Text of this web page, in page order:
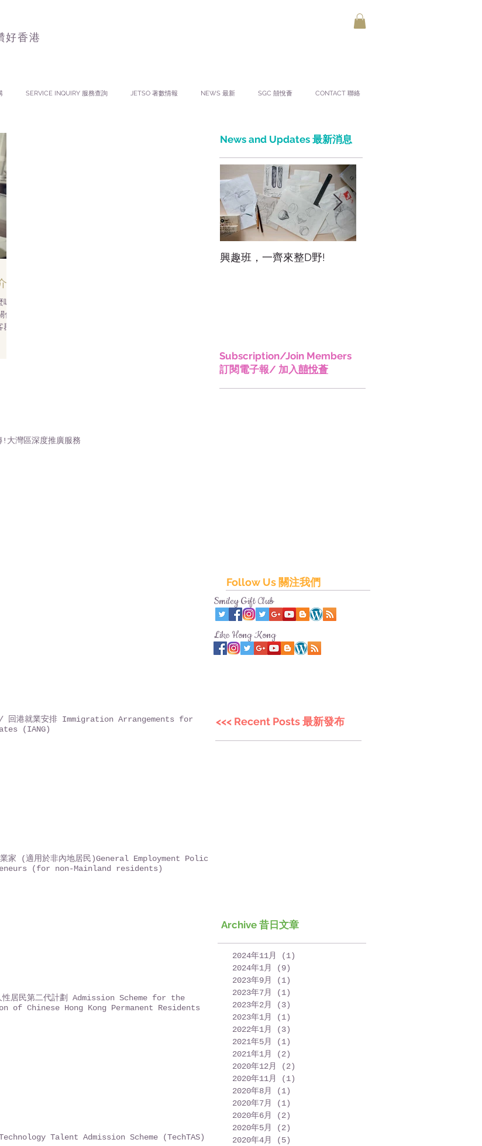
好香港
SERVICE INQUIRY 服務查詢 JETSO 著數情報 NEWS 最新 SGC 囍悅薈 CONTACT 聯絡
?
，
!大灣區深度推廣服務
/ 回港就業安排 Immigration Arrangements for
(IANG)
家 (適用於非內地居民)General Employment Policy
(for non-Mainland residents)
性居民第二代計劃 Admission Scheme for the
of Chinese Hong Kong Permanent Residents
Technology Talent Admission Scheme (TechTAS)
News and Updates 最新消息
興趣班，一齊來整D野!
Subscription/Join Members
訂閱電子報/ 加入囍悅薈
Follow Us 關注我們
Smiley Gift Club
Like Hong Kong
<<< Recent Posts 最新發布
Archive 昔日文章
2024年11月 (1)
2024年1月
(9)
2023年9月
(1)
2023年7月
(1)
2023年2月
(3)
2023年1月
(1)
2022年1月
(3)
2021年5月
(1)
2021年1月
(2)
2020年12月
(2)
2020年11月
(1)
2020年8月
(1)
2020年7月
(1)
2020年6月
(2)
2020年5月
(2)
2020年4月
(5)